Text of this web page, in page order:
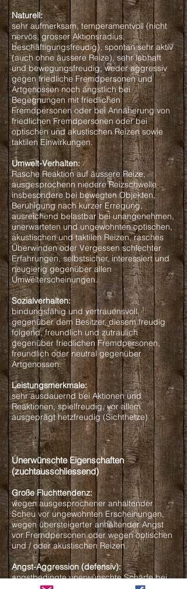
Naturell:
sehr aufmerksam, temperamentvoll (nicht
nervös, grosser Aktionsradius,
beschäftigungsfreudig), spontan sehr aktiv
(auch ohne äussere Reize), sehr lebhaft
und bewegungsfreudig, weder aggressiv
gegen friedliche Fremdpersonen und
Artgenossen noch ängstlich bei
Begegnungen mit friedlichen
Fremdpersonen oder bei Annäherung von
friedlichen Fremdpersonen oder bei
optischen und akustischen Reizen sowie
taktilen Einwirkungen.
Umwelt-Verhalten:
Rasche Reaktion auf äussere Reize,
ausgesprochenn niedere Reizschwelle
insbesondere bei bewegten Objekten,
Beruhigung nach kurzer Erregung,
ausreichend belastbar bei unangenehmen,
unerwarteten und ungewohnten optischen,
akustischen und taktilen Reizen, rasches
Überwinden oder Vergessen schlechter
Erfahrungen, selbstsicher, interessiert und
neugierig gegenüber allen
Umwelterscheinungen.
Sozialverhalten:
bindungsfähig und vertrauensvoll
gegenüber dem Besitzer, diesem freudig
folgend, freundlich und zutraulich
gegenüber friedlichen Fremdpersonen,
freundlich oder neutral gegenüber
Artgenossen.
Leistungsmerkmale:
sehr ausdauernd bei Aktionen und
Reaktionen, spielfreudig, vor allem
ausgeprägt hetzfreudig (Sichthetze)
Unerwünschte Eigenschaften
(zuchtausschliessend)
Große Fluchttendenz:
wegen ausgesprochener anhaltender
Scheu vor ungewohnten Erscheinungen,
wegen übersteigerter anhaltender Angst
vor Fremdpersonen oder wegen optischen
und / oder akustischen Reizen.
Angst-Aggression (defensiv):
angstbedingte unerwünschte Schärfe bei